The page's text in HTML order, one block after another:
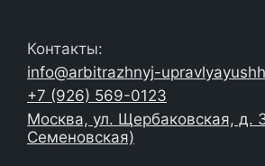
Контакты:
info@arbitrazhnyj-
+7 (926) 569-0123
Москва, ул. Щербаковская, д.
Семеновская)